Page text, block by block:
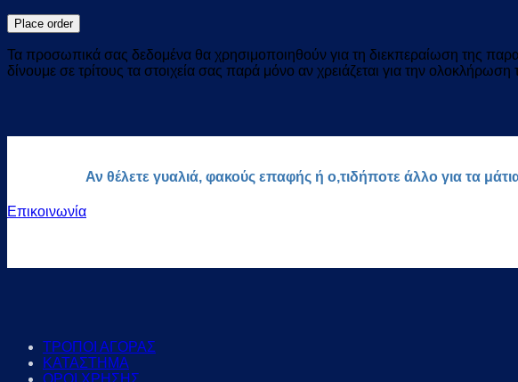
Place order
Τα προσωπικά σας δεδομένα θα χρησιμοποιηθούν για τη διεκπεραίωση της
δίνουμε σε τρίτους τα στοιχεία σας παρά μόνο αν χρειάζεται για την
Αν θέλετε γυαλιά, φακούς επαφής ή ο,τιδήποτε άλλο για τα
Επικοινωνία
ΤΡΟΠΟΙ ΑΓΟΡΑΣ
ΚΑΤΑΣΤΗΜΑ
ΟΡΟΙ ΧΡΗΣΗΣ